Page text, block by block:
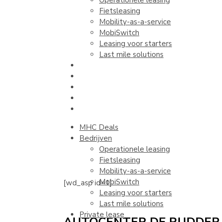
Fietsleasing
Mobility-as-a-service
MobiSwitch
Leasing voor starters
Last mile solutions
MHC Deals
Bedrijven
Operationele leasing
Fietsleasing
Mobility-as-a-service
MobiSwitch
Leasing voor starters
Last mile solutions
Private lease
[wd_asp id=1]